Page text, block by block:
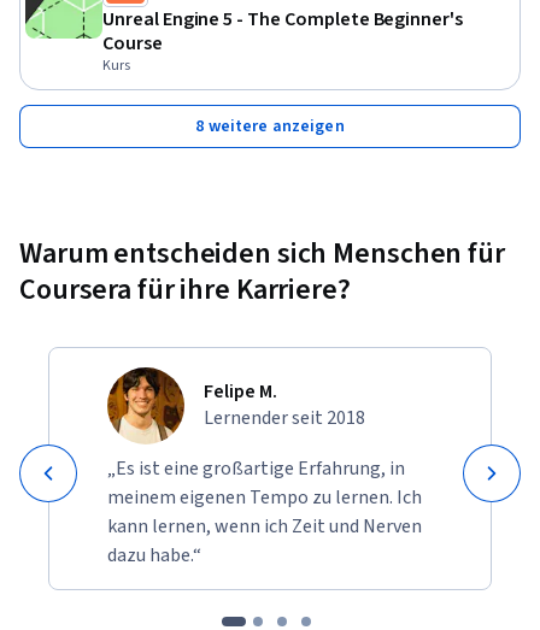
Unreal Engine 5 - The Complete Beginner's
Course
Kurs
8 weitere anzeigen
Warum entscheiden sich Menschen für
Coursera für ihre Karriere?
Felipe M.
Lernender seit 2018
„Es ist eine großartige Erfahrung, in
meinem eigenen Tempo zu lernen. Ich
kann lernen, wenn ich Zeit und Nerven
dazu habe.“